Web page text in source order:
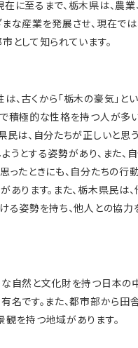
に至るまで、栃木県は、農業
な産業を発展させ、現在で
として知られています。
、古くから「栃木の豪気」と
で積極的な性格を持つ人が多
民は、自分たちが正しいと思
うとする姿勢があり、また、
ったときにも、自分たちの行
あります。また、栃木県民は
る姿勢を持ち、他人との協力
自然と文化財を持つ日本の
名です。また、都市部から田
を持つ地域があります。